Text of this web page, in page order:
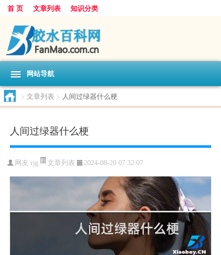
首 页 文章列表 知识分类
网站导航
> 文章列表 > 人间过绿器什么梗
人间过绿器什么梗
网友:rjg 文章列表 2024-08-20 07:32:07